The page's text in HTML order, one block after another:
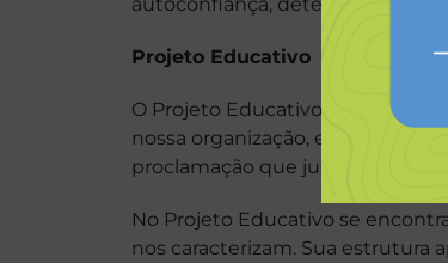
Projeto Educativo
O Projeto Educativo dos
nossa organização, explicitando
proclamação que justifica a nossa
No Projeto Educativo se
nos caracterizam. Sua estrutura